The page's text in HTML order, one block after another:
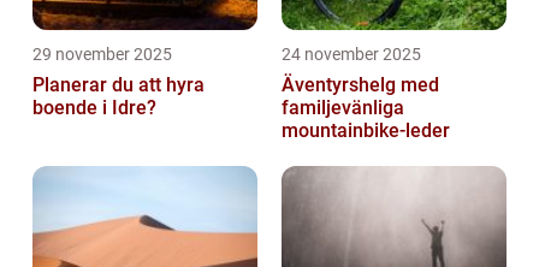
29 november 2025
Planerar du att hyra
boende i Idre?
24 november 2025
Äventyrshelg med
familjevänliga
mountainbike-leder